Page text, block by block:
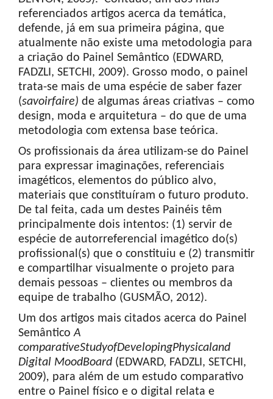
referenciados artigos acerca da temática,
defende, já em sua primeira página, que
atualmente não existe uma metodologia para
a criação do Painel Semântico (EDWARD,
FADZLI, SETCHI, 2009). Grosso modo, o painel
trata-se mais de uma espécie de saber fazer
(savoirfaire) de algumas áreas criativas – como
design, moda e arquitetura – do que de uma
metodologia com extensa base teórica.
Os profissionais da área utilizam-se do Painel
para expressar imaginações, referenciais
imagéticos, elementos do público alvo,
materiais que constituíram o futuro produto.
De tal feita, cada um destes Painéis têm
principalmente dois intentos: (1) servir de
espécie de autorreferencial imagético do(s)
profissional(s) que o constituiu e (2) transmitir
e compartilhar visualmente o projeto para
demais pessoas – clientes ou membros da
equipe de trabalho (GUSMÃO, 2012).
Um dos artigos mais citados acerca do Painel
SemânticoA
comparativeStudyofDevelopingPhysicaland
Digital MoodBoard (EDWARD, FADZLI, SETCHI,
2009), para além de um estudo comparativo
entre o Painel físico e o digital relata e